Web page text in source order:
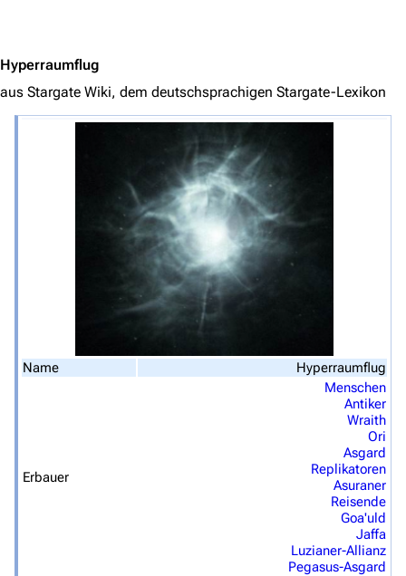
3639 2133 346.366
Navigation
Hauptseite
Von A bis Z
Zufälliger Artikel
Spezialseiten
Datei hochladen
Hyperraumflug
aus Stargate Wiki, dem deutschsprachigen Stargate-Lexikon
Name Hyperraumflug
Erbauer
Menschen
Antiker
Wraith
Ori
Asgard
Replikatoren
Asuraner
Reisende
Goa'uld
Jaffa
Luzianer-Allianz
Pegasus-Asgard